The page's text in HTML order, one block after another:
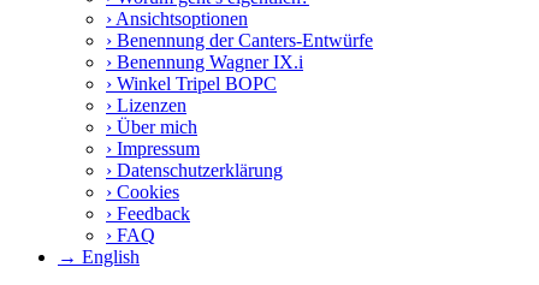
› Ansichtsoptionen
› Benennung der Canters-Entwürfe
› Benennung Wagner IX.i
› Winkel Tripel BOPC
› Lizenzen
› Über mich
› Impressum
› Datenschutzerklärung
› Cookies
› Feedback
› FAQ
→ English